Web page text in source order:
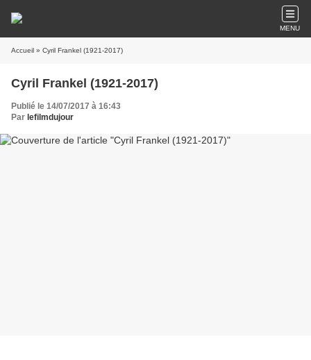
MENU
Accueil » Cyril Frankel (1921-2017)
Cyril Frankel (1921-2017)
Publié le 14/07/2017 à 16:43
Par lefilmdujour